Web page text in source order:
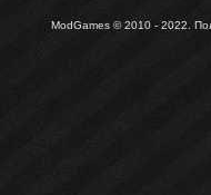
ModGames © 2010 - 2022.